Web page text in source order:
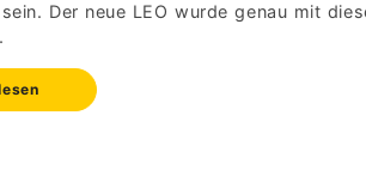
Der neue LEO wurde genau mit